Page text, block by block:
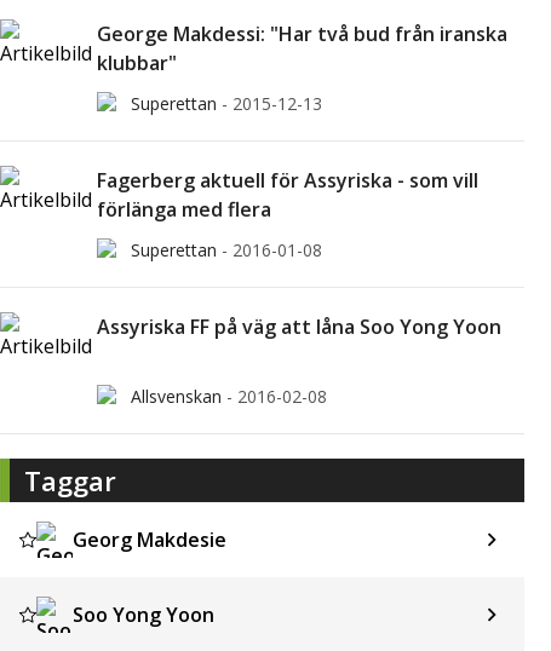
George Makdessi: "Har två bud från iranska
klubbar"
Superettan - 2015-12-13
Fagerberg aktuell för Assyriska - som vill
förlänga med flera
Superettan - 2016-01-08
Assyriska FF på väg att låna Soo Yong Yoon
Allsvenskan - 2016-02-08
Taggar
Georg Makdesie
Soo Yong Yoon